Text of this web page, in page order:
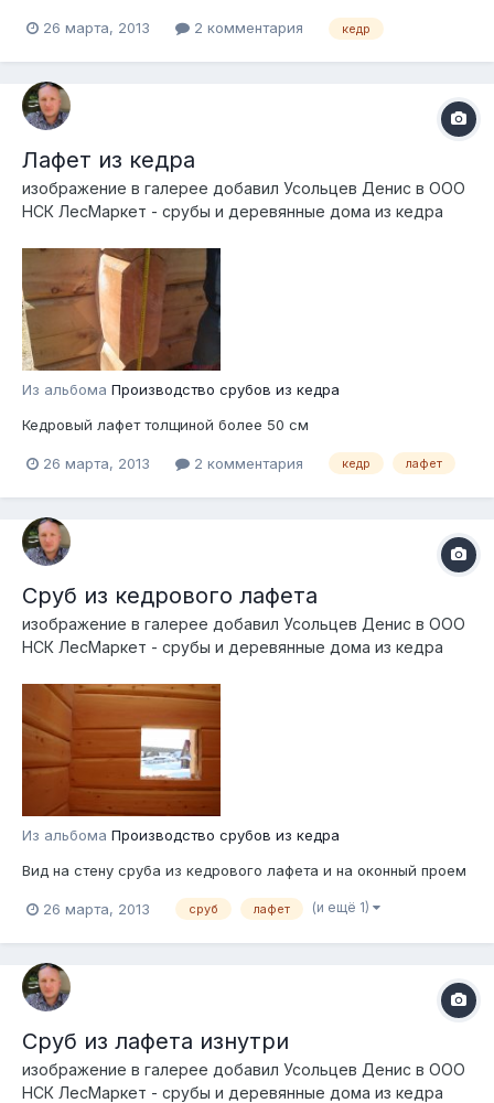
26 марта, 2013 2 комментария кедр
Лафет из кедра
изображение в галерее добавил Усольцев Денис в ООО
НСК ЛесМаркет - срубы и деревянные дома из кедра
Из альбома Производство срубов из кедра
Кедровый лафет толщиной более 50 см
26 марта, 2013 2 комментария кедр лафет
Сруб из кедрового лафета
изображение в галерее добавил Усольцев Денис в ООО
НСК ЛесМаркет - срубы и деревянные дома из кедра
Из альбома Производство срубов из кедра
Вид на стену сруба из кедрового лафета и на оконный проем
26 марта, 2013 сруб лафет (и ещё 1)
Сруб из лафета изнутри
изображение в галерее добавил Усольцев Денис в ООО
НСК ЛесМаркет - срубы и деревянные дома из кедра